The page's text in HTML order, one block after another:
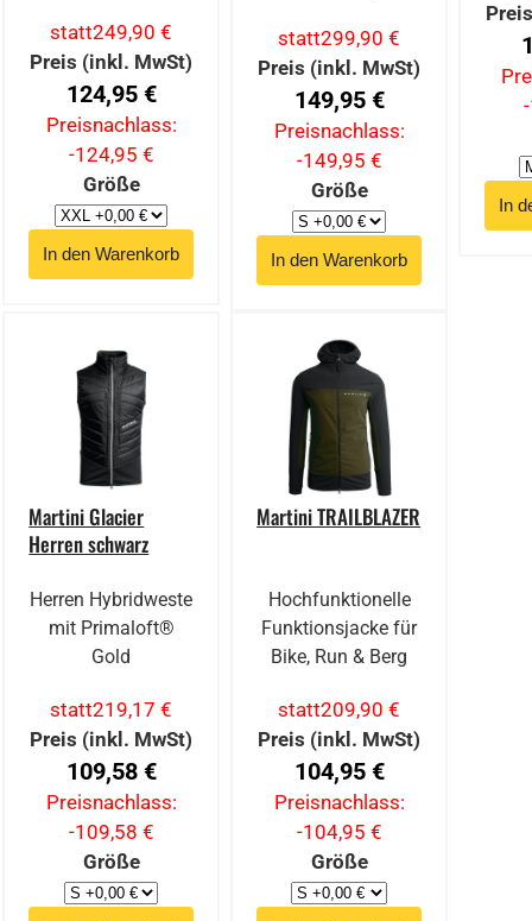
statt249,90 €
Preis (inkl. MwSt)
124,95 €
Preisnachlass:
-124,95 €
Größe
statt299,90 €
Preis (inkl. MwSt)
149,95 €
Preisnachlass:
-149,95 €
Größe
Martini Glacier
Herren schwarz
Herren Hybridweste
mit Primaloft®
Gold
statt219,17 €
Preis (inkl. MwSt)
109,58 €
Preisnachlass:
-109,58 €
Größe
Martini TRAILBLAZER
Hochfunktionelle
Funktionsjacke für
Bike, Run & Berg
statt209,90 €
Preis (inkl. MwSt)
104,95 €
Preisnachlass:
-104,95 €
Größe